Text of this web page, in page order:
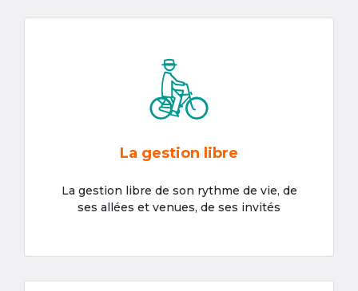
La gestion libre
La gestion libre de son rythme de vie, de
ses allées et venues, de ses invités